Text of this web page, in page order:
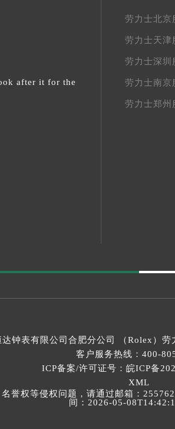
after it for the
劳力士北京
劳力士天津
劳力士深圳
劳力士南京
劳力士郑州
钟表有限公司合肥分公司 （Rolex） 劳
客户服务热线： 400-
ICP备案/许可证号：皖ICP备
XML
誉权等侵权问题，请通过邮箱：
间：2026-05-